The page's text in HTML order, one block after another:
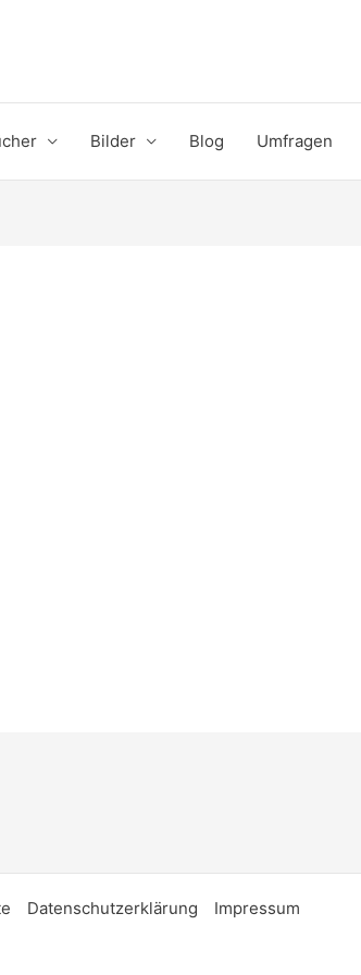
Bilder Blog Umfragen
Datenschutzerklärung Impressum